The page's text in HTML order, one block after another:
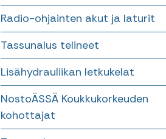
Radio-ohjainten akut ja laturit
Tassunalus telineet
Lisähydrauliikan letkukelat
NostoÄSSÄ Koukkukorkeuden
kohottajat